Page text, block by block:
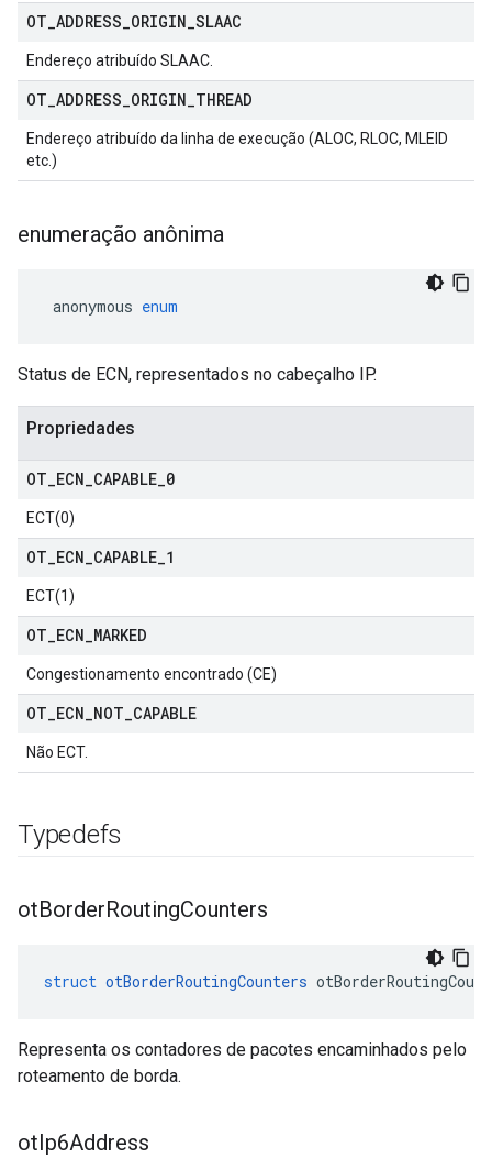
OT ADDRESS ORIGIN SLAAC
Endereço atribuído SLAAC.
OT ADDRESS ORIGIN THREAD
Endereço atribuído da linha de execução (ALOC, RLOC, MLEID
etc.)
enumeração anônima
anonymous enum
Status de ECN, representados no cabeçalho IP.
Propriedades
OT ECN CAPABLE 0
ECT(0)
OT ECN CAPABLE 1
ECT(1)
OT ECN MARKED
Congestionamento encontrado (CE)
OT ECN NOT CAPABLE
Não ECT.
Typedefs
otBorderRoutingCounters
struct otBorderRoutingCounters
Representa os contadores de pacotes encaminhados pelo
roteamento de borda.
otIp6Address